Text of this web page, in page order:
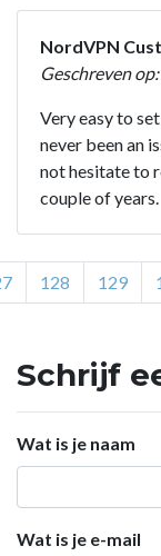
NordVPN
Geschreven
Very easy to
never been an
not hesitate to
couple of years.
128 129
Schrijf
Wat is je naam
Wat is je e-mail